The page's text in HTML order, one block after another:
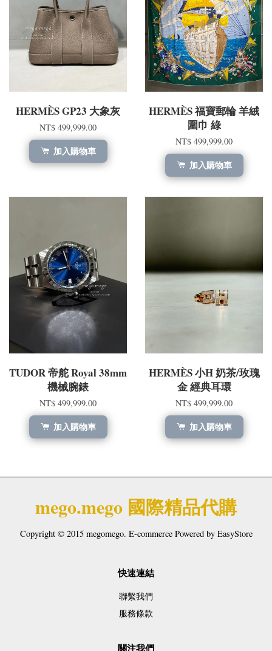
HERMÈS GP23 大象灰
NT$ 499,999.00
加入購物車
HERMÈS 福寶郵輪 羊絨
圍巾 綠
NT$ 499,999.00
加入購物車
TUDOR 帝舵 Royal 38mm
機械腕錶
NT$ 499,999.00
加入購物車
HERMÈS 小H 奶茶/玫瑰
金 經典耳環
NT$ 499,999.00
加入購物車
mego.mego 國際精品代購
Copyright © 2015 megomego. E-commerce Powered by EasyStore
快速連結
聯繫我們
服務條款
關注我們